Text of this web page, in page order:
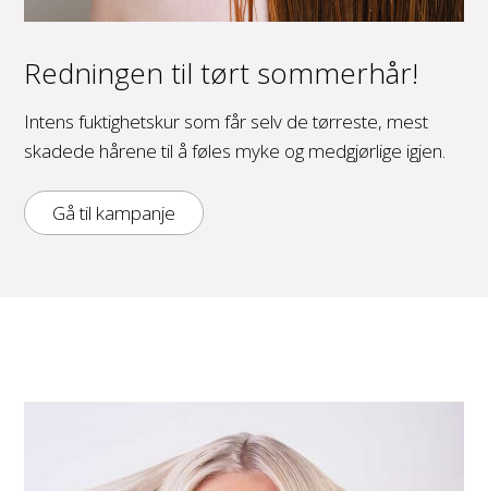
Redningen til tørt sommerhår!
Intens fuktighetskur som får selv de tørreste, mest
skadede hårene til å føles myke og medgjørlige igjen.
Gå til kampanje